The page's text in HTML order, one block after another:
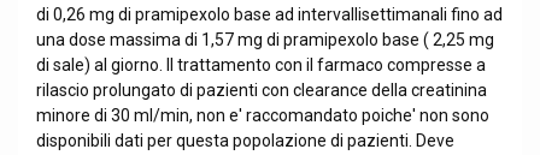
di 0,26 mg di pramipexolo base ad intervallisettimanali fino ad
una dose massima di 1,57 mg di pramipexolo base ( 2,25 mg
di sale) al giorno. Il trattamento con il farmaco compresse a
rilascio prolungato di pazienti con clearance della creatinina
minore di 30 ml/min, non e' raccomandato poiche' non sono
disponibili dati per questa popolazione di pazienti. Deve